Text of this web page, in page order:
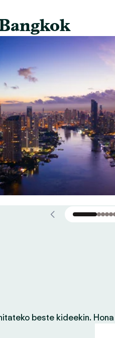
beste kideekin.